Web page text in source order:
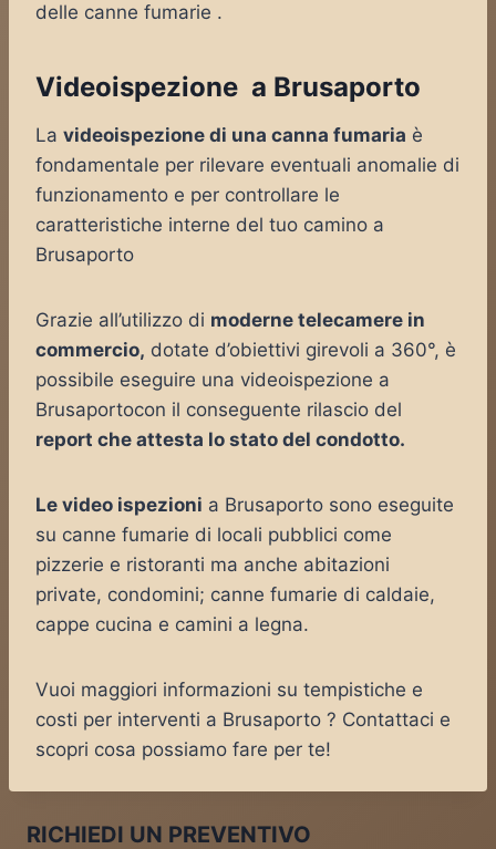
delle canne fumarie .
Videoispezione a Brusaporto
La videoispezione di una canna fumaria è
fondamentale per rilevare eventuali anomalie di
funzionamento e per controllare le
caratteristiche interne del tuo camino a
Brusaporto
Grazie all’utilizzo di moderne telecamere in
commercio, dotate d’obiettivi girevoli a 360°, è
possibile eseguire una videoispezione a
Brusaportocon il conseguente rilascio del
report che attesta lo stato del condotto.
Le video ispezioni a Brusaporto sono eseguite
su canne fumarie di locali pubblici come
pizzerie e ristoranti ma anche abitazioni
private, condomini; canne fumarie di caldaie,
cappe cucina e camini a legna.
Vuoi maggiori informazioni su tempistiche e
costi per interventi a Brusaporto ? Contattaci e
scopri cosa possiamo fare per te!
RICHIEDI UN PREVENTIVO